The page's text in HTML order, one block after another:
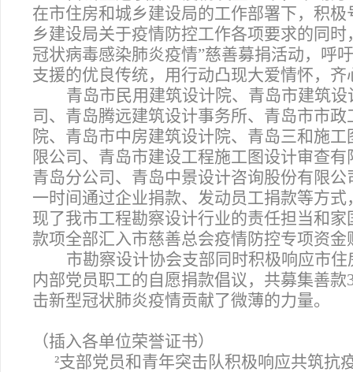
在市住房和城乡建设局的工作部署下，积
乡建设局关于疫情防控工作各项要求的同
冠状病毒感染肺炎疫情”慈善募捐活动，呼
支援的优良传统，用行动凸现大爱情怀，
青岛市民用建筑设计院、青岛市建筑
司、青岛腾远建筑设计事务所、青岛市市
院、青岛市中房建筑设计院、青岛三和施
限公司、青岛市建设工程施工图设计审查
青岛分公司、青岛中景设计咨询股份有限
一时间通过企业捐款、发动员工捐款等方
现了我市工程勘察设计行业的责任担当和
款项全部汇入市慈善总会疫情防控专项资金
市勘察设计协会支部同时积极响应市
内部党员职工的自愿捐款倡议，共募集善
击新型冠状肺炎疫情贡献了微薄的力量。
（插入各单位荣誉证书）
²支部党员和青年突击队积极响应共筑抗